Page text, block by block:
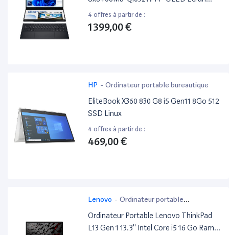
Tactile Intel Core Ultra 7 16 Go Ram 1 To
SSD Gris
4 offres à partir de :
1 399,00 €
HP - Ordinateur portable bureautique
EliteBook X360 830 G8 i5 Gen11 8Go 512
SSD Linux
4 offres à partir de :
469,00 €
Lenovo - Ordinateur portable
bureautique
Ordinateur Portable Lenovo ThinkPad
L13 Gen 1 13.3'' Intel Core i5 16 Go Ram